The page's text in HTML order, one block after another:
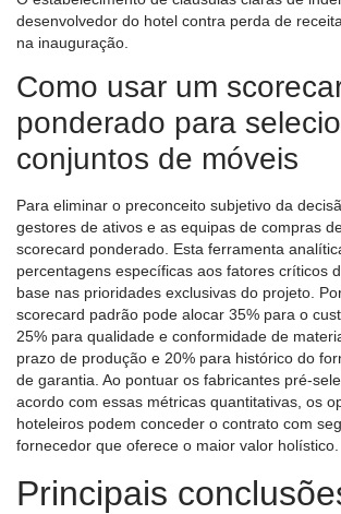
desenvolvedor do hotel contra perda de
na inauguração.
Como usar um
ponderado para
conjuntos de móveis
Para eliminar o preconceito subjetivo da
gestores de ativos e as equipas de compras
scorecard ponderado. Esta ferramenta
percentagens específicas aos fatores críticos
base nas prioridades exclusivas do projeto.
scorecard padrão pode alocar 35% para o
25% para qualidade e conformidade de
prazo de produção e 20% para histórico do
de garantia. Ao pontuar os fabricantes pré-
acordo com essas métricas quantitativas, os
hoteleiros podem conceder o contrato com
fornecedor que oferece o maior valor holístico.
Principais